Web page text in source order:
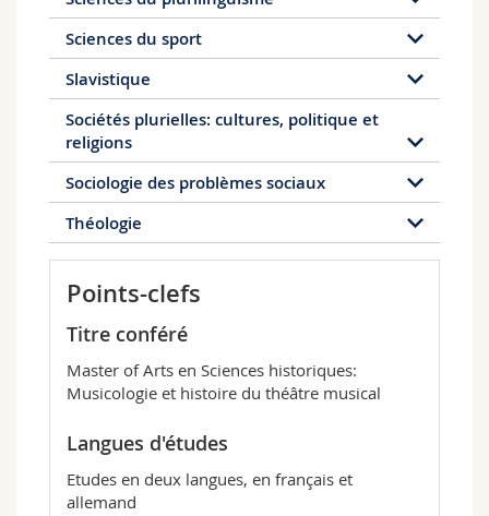
Sciences du sport
Slavistique
Sociétés plurielles: cultures, politique et
religions
Sociologie des problèmes sociaux
Théologie
Points-clefs
Titre conféré
Master of Arts en Sciences historiques:
Musicologie et histoire du théâtre musical
Langues d'études
Etudes en deux langues, en français et
allemand